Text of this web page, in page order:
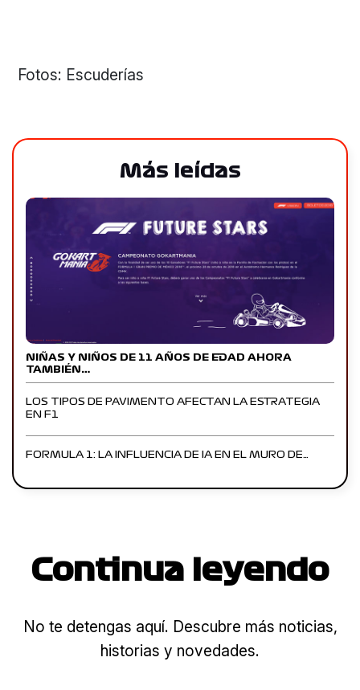
Fotos: Escuderías
Más leídas
NIÑAS Y NIÑOS DE 11 AÑOS DE EDAD AHORA
TAMBIÉN…
LOS TIPOS DE PAVIMENTO AFECTAN LA ESTRATEGIA
EN F1
FORMULA 1: LA INFLUENCIA DE IA EN EL MURO DE…
Continua leyendo
No te detengas aquí. Descubre más noticias,
historias y novedades.